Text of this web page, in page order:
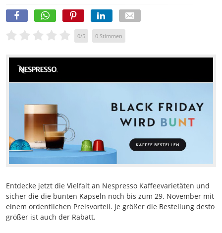
0/5 0 Stimmen
Entdecke jetzt die Vielfalt an Nespresso Kaffeevarietäten und
sicher die die bunten Kapseln noch bis zum 29. November mit
einem ordentlichen Preisvorteil. Je größer die Bestellung desto
größer ist auch der Rabatt.